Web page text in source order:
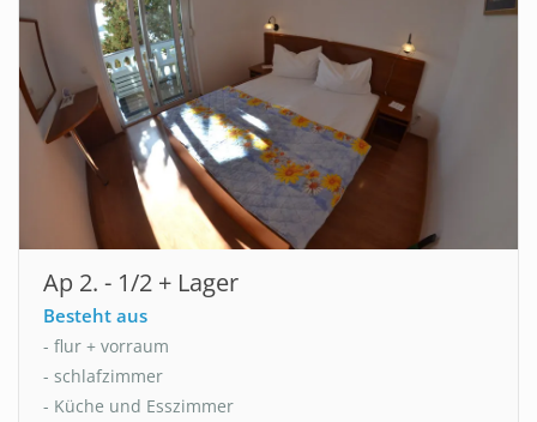
Ap 2. - 1/2 + Lager
Besteht aus
- flur + vorraum
- schlafzimmer
- Küche und Esszimmer